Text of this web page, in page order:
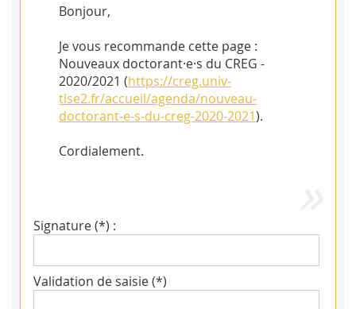
Bonjour,
Je vous recommande cette page :
Nouveaux doctorant·e·s du CREG -
2020/2021 (https://creg.univ-
tlse2.fr/accueil/agenda/nouveau-
doctorant-e-s-du-creg-2020-2021).
Cordialement.
Signature (*) :
Validation de saisie (*)